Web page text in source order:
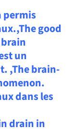
permis
good
un
,The brain-
dans les
drain in